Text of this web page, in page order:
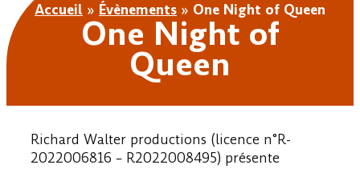
contenu
Accueil » Évènements » One Night of Queen
One Night of
Queen
Richard Walter productions (licence n°R-
2022006816 – R2022008495) présente